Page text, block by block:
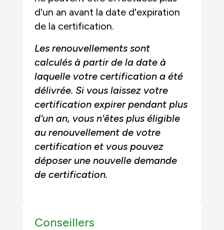
d'un an avant la date d'expiration
de la certification.
Les renouvellements sont
calculés à partir de la date à
laquelle votre certification a été
délivrée. Si vous laissez votre
certification expirer pendant plus
d'un an, vous n'êtes plus éligible
au renouvellement de votre
certification et vous pouvez
déposer une nouvelle demande
de certification.
Conseillers